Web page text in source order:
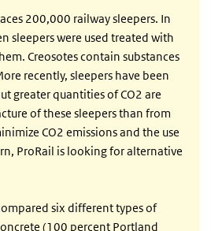
200,000 railway sleepers. In
sleepers were used treated with
Creosotes contain substances
recently, sleepers have been
greater quantities of CO2 are
of these sleepers than from
CO2 emissions and the use
ProRail is looking for alternative
six different types of
(100 percent Portland